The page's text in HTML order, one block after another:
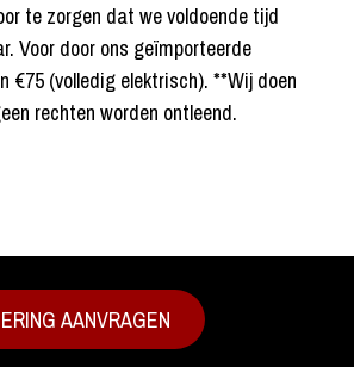
te zorgen dat we voldoende tijd
Voor door ons geïmporteerde
(volledig elektrisch). **Wij doen
rechten worden ontleend.
AANVRAGEN